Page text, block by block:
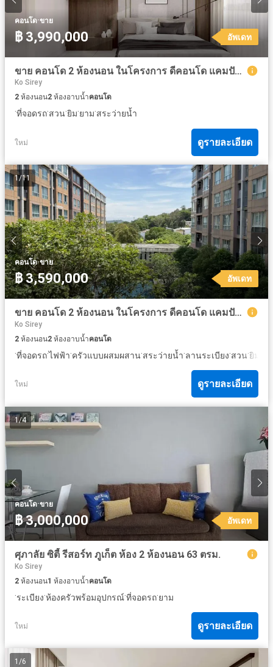
คอนโด·ขาย
฿ 3,990,000 อัพเดท
ขาย คอนโด 2 ห้องนอน ในโครงการ ดีคอนโด แคมปัส รีสอร์ท กู้กู ภูเก็ต
Ko Sirey
2 ห้องนอน2 ห้องอาบน้ำคอนโด
·ที่จอดรถ·สวน·ยิม·ยาม·สระว่ายน้ำ
ใหม่ ดูรายละเอียด
1/11
คอนโด·ขาย
฿ 3,590,000 อัพเดท
ขาย คอนโด 2 ห้องนอน ในโครงการ ดีคอนโด แคมปัส รีสอร์ท กู้กู ภูเก็ต
Ko Sirey
2 ห้องนอน2 ห้องอาบน้ำคอนโด
·ที่จอดรถ·ไฟฟ้า·ครัวแบบผสมผสาน·สระว่ายน้ำ·ลานระเบียง·สวน·ยิม
ใหม่ ดูรายละเอียด
1 /4
คอนโด·ขาย
฿ 3,000,000 อัพเดท
ศุภาลัย ซิตี้ รีสอร์ท ภูเก็ต ห้อง 2 ห้องนอน 63 ตรม.
Ko Sirey
2 ห้องนอน1 ห้องอาบน้ำคอนโด
·ระเบียง·ห้องครัวพร้อมอุปกรณ์·ที่จอดรถ·ยาม
ใหม่ ดูรายละเอียด
1 /6